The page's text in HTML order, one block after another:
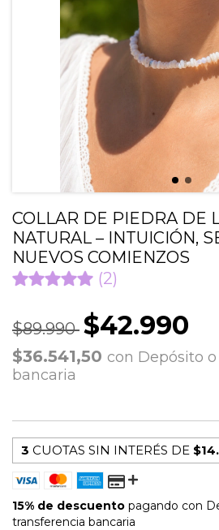
COLLAR DE PIEDRA DE
NATURAL – INTUICIÓN,
NUEVOS COMIENZOS
(2)
$89.990 $42.990
$36.541,50 con Depósito
bancaria
3 CUOTAS SIN INTERÉS DE
15% de descuento pagando con
transferencia bancaria